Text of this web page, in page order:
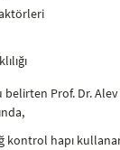
Prof. Dr. Alev
kontrol hapı